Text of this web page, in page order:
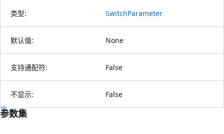
类型: SwitchParameter
默认值: None
支持通配符: False
不显示: False
参数集